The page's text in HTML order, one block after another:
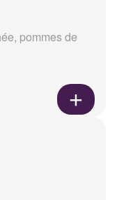
pommes de